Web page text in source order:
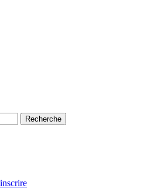
Recherche